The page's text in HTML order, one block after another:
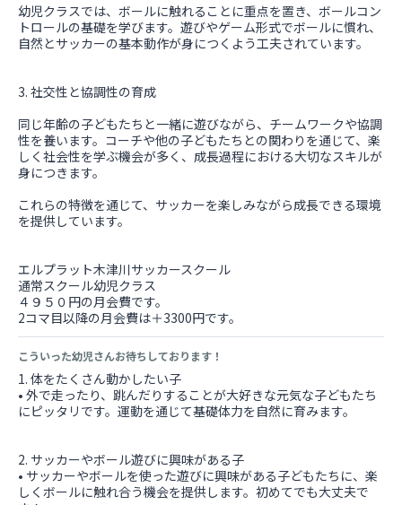
幼児クラスでは、ボールに触れることに重点を置き、ボールコン
トロールの基礎を学びます。遊びやゲーム形式でボールに慣れ、
自然とサッカーの基本動作が身につくよう工夫されています。
3. 社交性と協調性の育成
同じ年齢の子どもたちと一緒に遊びながら、チームワークや協調
性を養います。コーチや他の子どもたちとの関わりを通じて、楽
しく社会性を学ぶ機会が多く、成長過程における大切なスキルが
身につきます。
これらの特徴を通じて、サッカーを楽しみながら成長できる環境
を提供しています。
エルプラット木津川サッカースクール
通常スクール幼児クラス
４９５０円の月会費です。
2コマ目以降の月会費は＋3300円です。
こういった幼児さんお待ちしております！
1. 体をたくさん動かしたい子
• 外で走ったり、跳んだりすることが大好きな元気な子どもたち
にピッタリです。運動を通じて基礎体力を自然に育みます。
2. サッカーやボール遊びに興味がある子
• サッカーやボールを使った遊びに興味がある子どもたちに、楽
しくボールに触れ合う機会を提供します。初めてでも大丈夫で